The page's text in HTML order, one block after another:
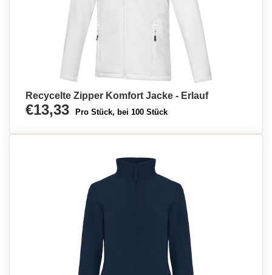
Recycelte Zipper Komfort Jacke - Erlauf
€13,33 Pro Stück, bei 100 Stück